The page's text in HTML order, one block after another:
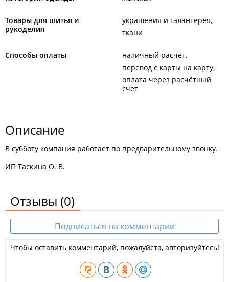
Товары для шитья и
рукоделия
украшения и галантерея
ткани
Способы оплаты
наличный расчёт
перевод с карты на карту
оплата через расчётный
счёт
Описание
В субботу компания работает по предварительному звонку.
ИП Таскина О. В.
Отзывы (0)
Подписаться на комментарии
Чтобы оставить комментарий, пожалуйста, авторизуйтесь!